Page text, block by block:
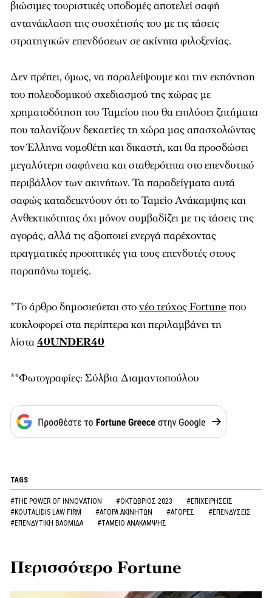
βιώσιμες τουριστικές υποδομές αποτελεί σαφή
αντανάκλαση της συσχέτισής του με τις τάσεις
στρατηγικών επενδύσεων σε ακίνητα φιλοξενίας.
Δεν πρέπει, όμως, να παραλείψουμε και την εκπόνηση
του πολεοδομικού σχεδιασμού της χώρας με
χρηματοδότηση του Ταμείου που θα επιλύσει ζητήματα
που ταλανίζουν δεκαετίες τη χώρα μας απασχολώντας
τον Έλληνα νομοθέτη και δικαστή, και θα προσδώσει
μεγαλύτερη σαφήνεια και σταθερότητα στο επενδυτικό
περιβάλλον των ακινήτων. Τα παραδείγματα αυτά
σαφώς καταδεικνύουν ότι το Ταμείο Ανάκαμψης και
Ανθεκτικότητας όχι μόνον συμβαδίζει με τις τάσεις της
αγοράς, αλλά τις αξιοποιεί ενεργά παρέχοντας
πραγματικές προοπτικές για τους επενδυτές στους
παραπάνω τομείς.
*Το άρθρο δημοσιεύεται στονέο τεύχος Fortune που
κυκλοφορεί στα περίπτερα και περιλαμβάνει τη
λίστα40UNDER40
**Φωτογραφίες: Σύλβια Διαμαντοπούλου
TAGS
#THE POWER OF INNOVATION #ΟΚΤΩΒΡΙΟΣ 2023
#ΕΠΙΧΕΙΡΗΣΕΙΣ
#KOUTALIDIS LAW FIRM
#ΑΓΟΡΑ ΑΚΙΝΗΤΩΝ #ΑΓΟΡΕΣ
#ΕΠΕΝΔΥΣΕΙΣ
#ΕΠΕΝΔΥΤΙΚΗ ΒΑΘΜΙΔΑ
#ΤΑΜΕΙΟ ΑΝΑΚΑΜΨΗΣ
Περισσότερο Fortune